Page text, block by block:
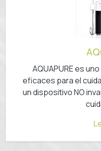
AQUAPURE es
eficaces para el
un dispositivo NO